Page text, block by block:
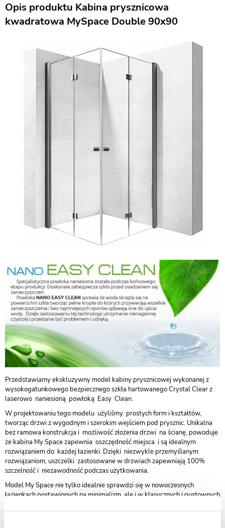
Opis produktu Kabina prysznicowa
kwadratowa MySpace Double 90x90
Przedstawiamy ekskluzywny model kabiny prysznicowej wykonanej z
wysokogatunkowego bezpiecznego szkła hartowanego Crystal Clear z
laserowo naniesioną powłoką Easy Clean.
W projektowaniu tego modelu użyliśmy prostych form i kształtów,
tworząc drzwi z wygodnym i szerokim wejściem pod prysznic. Unikalna
bez ramowa konstrukcja i możliwość złożenia drzwi na ścianę, powoduje
że kabina My Space zapewnia oszczędność miejsca i są idealnym
rozwiązaniem do każdej łazienki. Dzięki niezwykle przemyślanym
rozwiązaniom, uszczelki zastosowane w drzwiach zapewniają 100%
szczelność i niezawodność podczas użytkowania.
Model My Space nie tylko idealnie sprawdzi się w nowoczesnych
łazienkach postawionych na minimalizm, ale i w klasycznych i gustownych